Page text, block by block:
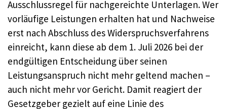
Ausschlussregel für nachgereichte Unterlagen. Wer
vorläufige Leistungen erhalten hat und Nachweise
erst nach Abschluss des Widerspruchsverfahrens
einreicht, kann diese ab dem 1. Juli 2026 bei der
endgültigen Entscheidung über seinen
Leistungsanspruch nicht mehr geltend machen –
auch nicht mehr vor Gericht. Damit reagiert der
Gesetzgeber gezielt auf eine Linie des